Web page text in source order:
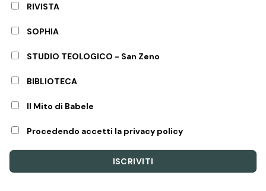
RIVISTA
SOPHIA
STUDIO TEOLOGICO - San Zeno
BIBLIOTECA
Il Mito di Babele
Procedendo accetti la privacy policy